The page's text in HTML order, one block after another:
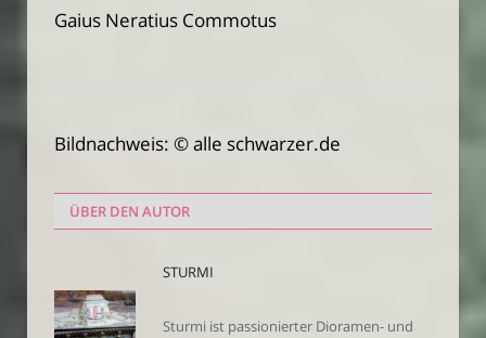
Gaius Neratius Commotus
Bildnachweis: © alle schwarzer.de
ÜBER DEN AUTOR
STURMI
Sturmi ist passionierter Dioramen- und